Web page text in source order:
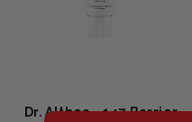
Dr. Althea - 147 Barrier